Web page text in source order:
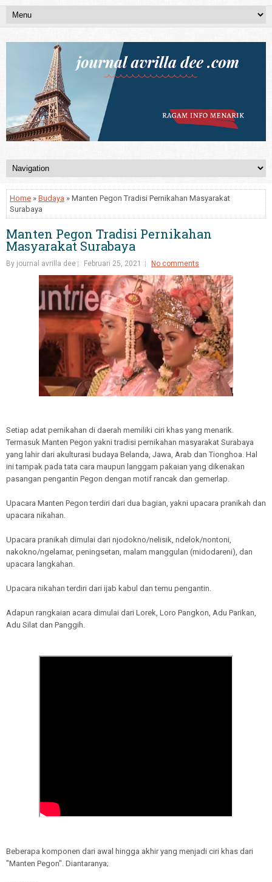
Home » Budaya » Manten Pegon Tradisi Pernikahan Masyarakat
Surabaya
Manten Pegon Tradisi Pernikahan
Masyarakat Surabaya
By journal avrilla dee Februari 25, 2021 No comments
Setiap adat pernikahan di daerah memiliki ciri khas yang menarik.
Termasuk Manten Pegon yakni tradisi pernikahan masyarakat Surabaya
yang lahir dari akulturasi budaya Belanda, Jawa, Arab dan Tionghoa. Hal
ini tampak pada tata cara maupun langgam pakaian yang dikenakan
pasangan pengantin Pegon dengan motif rancak dan gemerlap.
Upacara Manten Pegon terdiri dari dua bagian, yakni upacara pranikah dan
upacara nikahan.
Upacara pranikah dimulai dari njodokno/nelisik, ndelok/nontoni,
nakokno/ngelamar, peningsetan, malam manggulan (midodareni), dan
upacara langkahan.
Upacara nikahan terdiri dari ijab kabul dan temu pengantin.
Adapun rangkaian acara dimulai dari Lorek, Loro Pangkon, Adu Parikan,
Adu Silat dan Panggih.
Beberapa komponen dari awal hingga akhir yang menjadi ciri khas dari
"Manten Pegon". Diantaranya;